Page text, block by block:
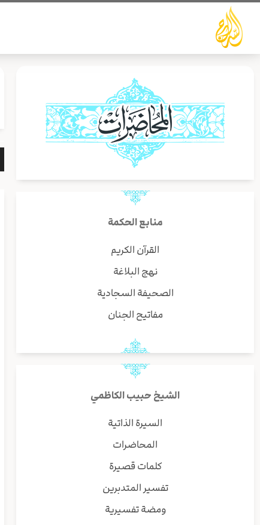
تخطي
المحتوى
منابع الحكمة
القرآن الكريم
نهج البلاغة
الصحيفة السجادية
مفاتيح الجنان
الشيخ حبيب الكاظمي
السيرة الذاتية
المحاضرات
كلمات قصيرة
تفسير المتدبرين
ومضة تفسيرية